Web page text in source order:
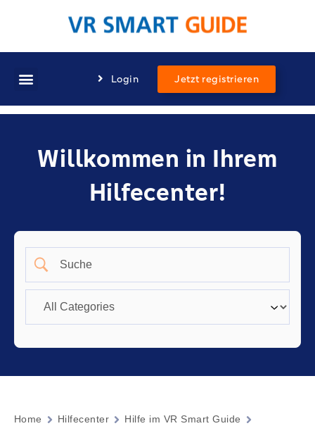
Login Jetzt registrieren
Willkommen in Ihrem
Hilfecenter!
Home Hilfecenter
Hilfe im VR Smart Guide